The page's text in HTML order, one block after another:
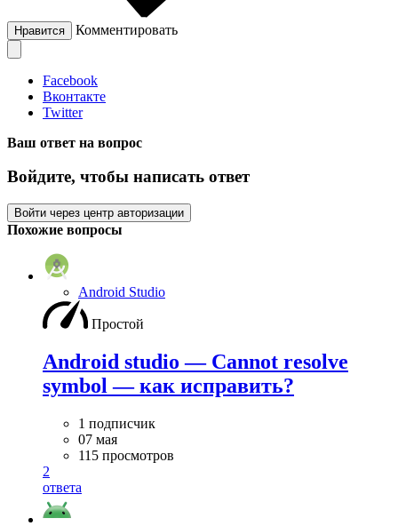
Нравится Комментировать
Facebook
Вконтакте
Twitter
Ваш ответ на вопрос
Войдите, чтобы написать ответ
Войти через центр авторизации
Похожие вопросы
Android Studio
Простой
Android studio — Cannot resolve
symbol — как исправить?
1 подписчик
07 мая
115 просмотров
2
ответа